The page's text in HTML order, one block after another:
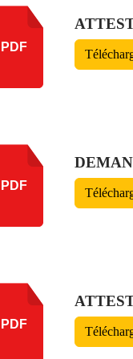
PDF
PDF
PDF